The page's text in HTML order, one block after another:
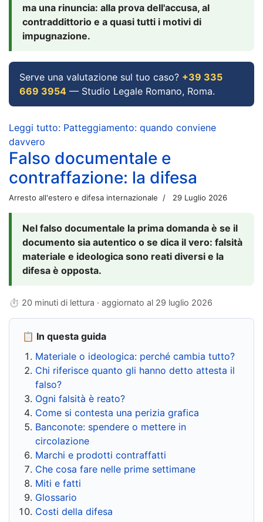
ma una rinuncia: alla prova dell'accusa, al
contraddittorio e a quasi tutti i motivi di
impugnazione.
Serve una valutazione sul tuo caso? +39 335
669 3954 — Studio Legale Romano, Roma.
Leggi tutto: Patteggiamento: quando conviene
davvero
Falso documentale e
contraffazione: la difesa
Arresto all'estero e difesa internazionale 29 Luglio 2026
Nel falso documentale la prima domanda è se il
documento sia autentico o se dica il vero: falsità
materiale e ideologica sono reati diversi e la
difesa è opposta.
⏱ 20 minuti di lettura · aggiornato al 29 luglio 2026
📋 In questa guida
Materiale o ideologica: perché cambia tutto?
Chi riferisce quanto gli hanno detto attesta il
falso?
Ogni falsità è reato?
Come si contesta una perizia grafica
Banconote: spendere o mettere in
circolazione
Marchi e prodotti contraffatti
Che cosa fare nelle prime settimane
Miti e fatti
Glossario
Costi della difesa